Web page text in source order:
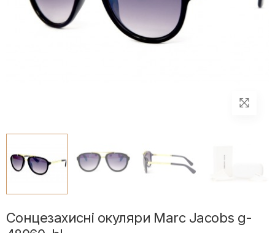
Сонцезахисні окуляри Marc Jacobs g-